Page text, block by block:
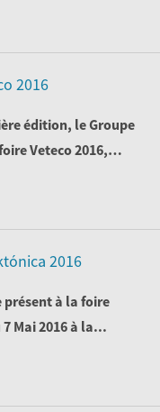
2016
édition, le Groupe
Veteco 2016,
2016
présent à la foire
Mai 2016 à la...